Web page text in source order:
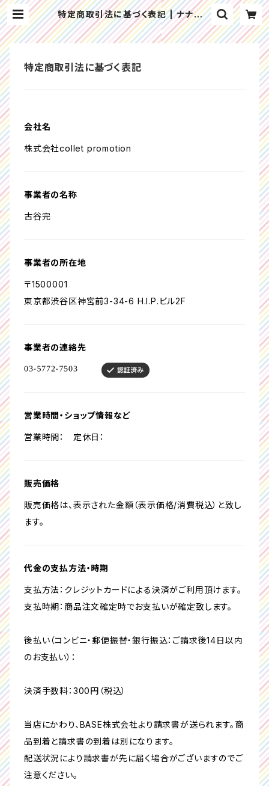
特定商取引法に基づく表記 | ナナラン
ドオフィシャルショップ
特定商取引法に基づく表記
会社名
株式会社collet promotion
事業者の名称
古谷完
事業者の所在地
〒1500001
東京都渋谷区神宮前3-34-6 H.I.P.ビル2F
事業者の連絡先
営業時間・ショップ情報など
営業時間： 定休日：
販売価格
販売価格は、表示された金額（表示価格/消費税込）と致し
ます。
代金の支払方法・時期
支払方法：クレジットカードによる決済がご利用頂けます。
支払時期：商品注文確定時でお支払いが確定致します。
後払い（コンビニ・郵便振替・銀行振込：ご請求後14日以内
のお支払い）：
決済手数料：300円（税込）
当店にかわり、BASE株式会社より請求書が送られます。商
品到着と請求書の到着は別になります。
配送状況により請求書が先に届く場合がございますのでご
注意ください。